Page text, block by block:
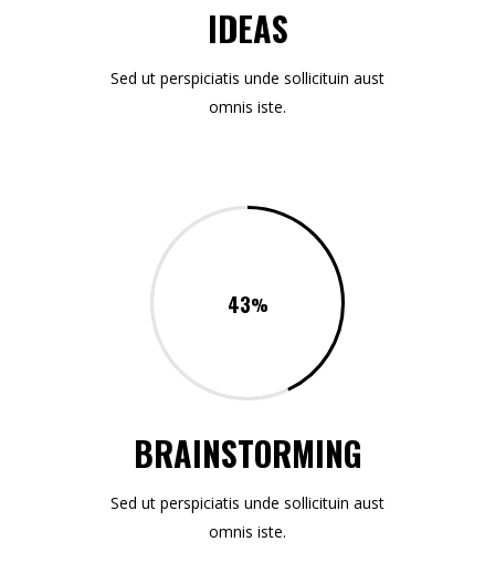
IDEAS
Sed ut perspiciatis unde sollicituin aust
omnis iste.
43
BRAINSTORMING
Sed ut perspiciatis unde sollicituin aust
omnis iste.